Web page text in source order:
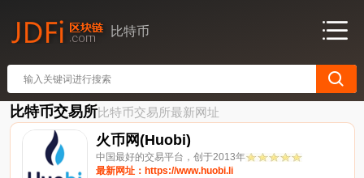
比特币
比特币交易所比特币交易所最新网址
火币网(Huobi)
中国最好的交易平台，创于2013年
最新网址：https://www.huobi.li